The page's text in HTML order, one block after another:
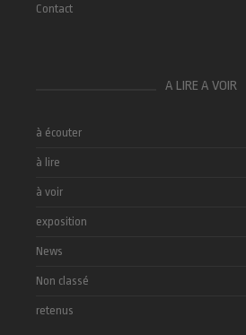
Contact
A LIRE A VOIR
à écouter
à lire
à voir
exposition
News
Non classé
retenus